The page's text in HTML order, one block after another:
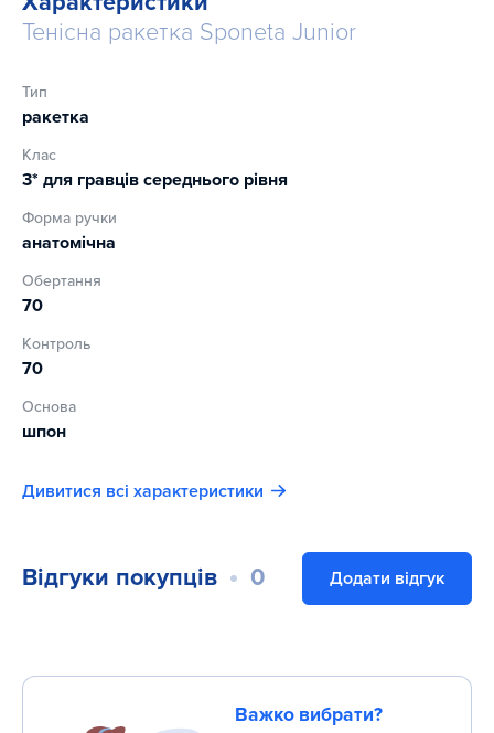
Тенісна ракетка Sponeta Junior
Тип
ракетка
Клас
3* для гравців середнього рівня
Форма ручки
анатомічна
Обертання
70
Контроль
70
Основа
шпон
Дивитися всі характеристики
Відгуки покупців 0 Додати відгук
Важко вибрати?